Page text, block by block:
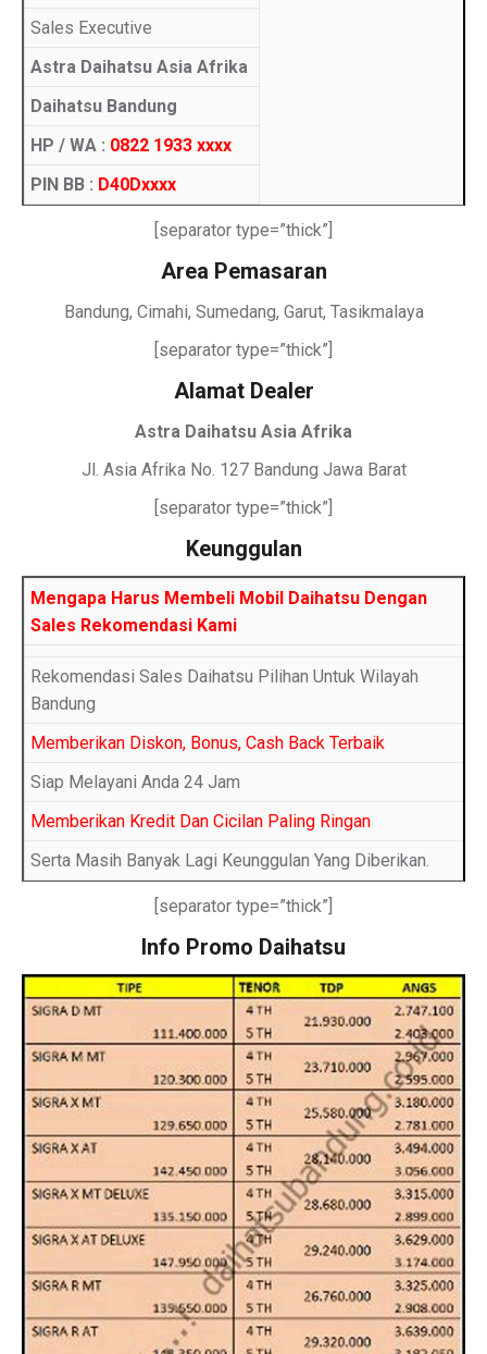
Sales Executive
Astra Daihatsu Asia Afrika
Daihatsu Bandung
HP / WA : 0822 1933 xxxx
PIN BB : D40Dxxxx
[separator type=”thick”]
Area Pemasaran
Bandung, Cimahi, Sumedang, Garut, Tasikmalaya
[separator type=”thick”]
Alamat Dealer
Astra Daihatsu Asia Afrika
Jl. Asia Afrika No. 127 Bandung Jawa Barat
[separator type=”thick”]
Keunggulan
Mengapa Harus Membeli Mobil Daihatsu Dengan
Sales Rekomendasi Kami
Rekomendasi Sales Daihatsu Pilihan Untuk Wilayah
Bandung
Memberikan Diskon, Bonus, Cash Back Terbaik
Siap Melayani Anda 24 Jam
Memberikan Kredit Dan Cicilan Paling Ringan
Serta Masih Banyak Lagi Keunggulan Yang Diberikan.
[separator type=”thick”]
Info Promo Daihatsu